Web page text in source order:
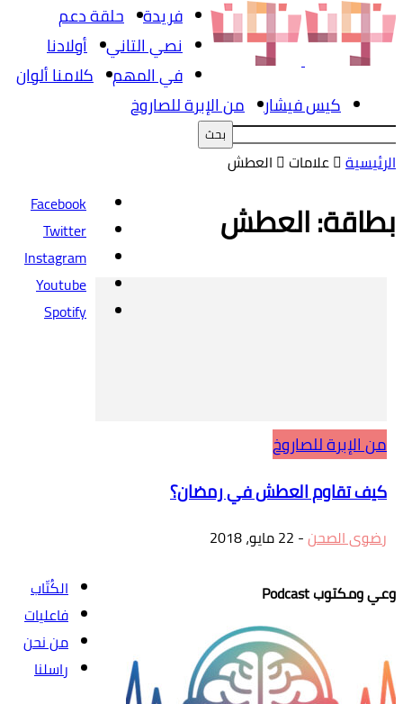
فريدة
حلقة دعم
نصي التاني
أولادنا
في المهم
كلامنا ألوان
كيس فيشار
من الإبرة للصاروخ
الرئيسية علامات العطش
بطاقة: العطش
من الإبرة للصاروخ
كيف تقاوم العطش في رمضان؟
رضوى الصحن- 22 مايو، 2018
وعي ومكتوب Podcast
الكُتّاب
فاعليات
من نحن
راسلنا
Facebook
Twitter
Instagram
Youtube
Spotify